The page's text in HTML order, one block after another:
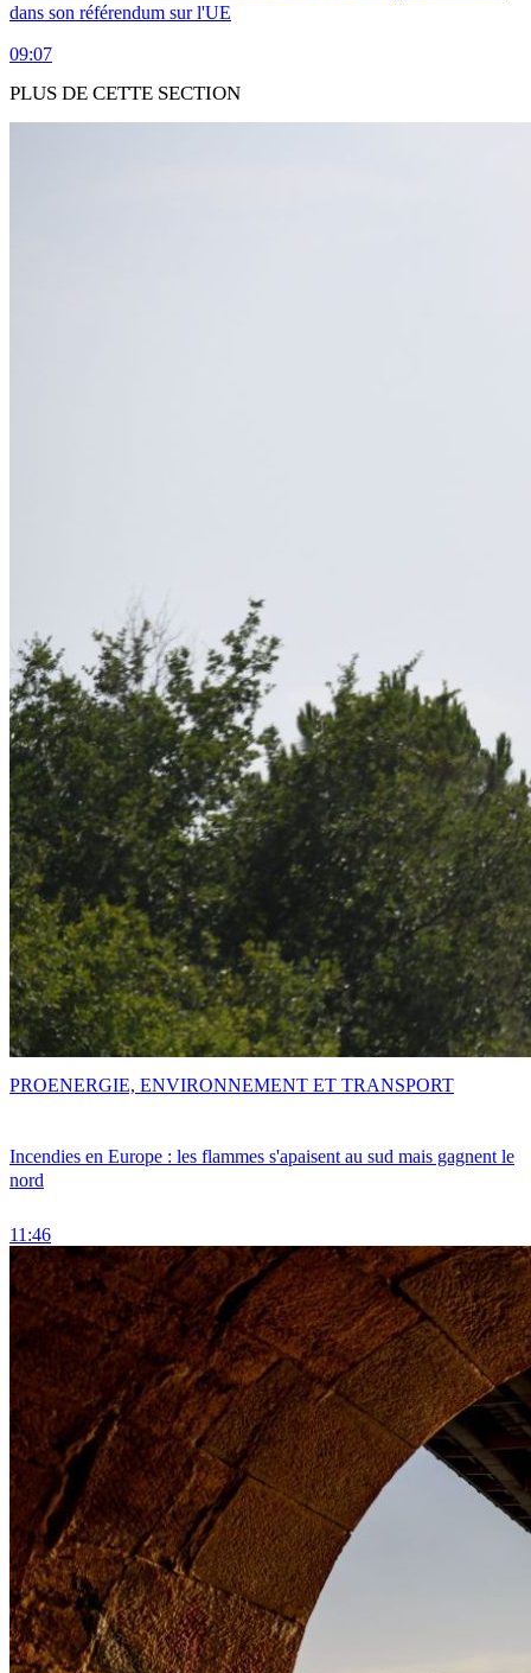
dans son référendum sur l'UE
09:07
PLUS DE CETTE SECTION
Incendies en Europe : les flammes s'apaisent au sud mais gagnent le
nord
11:46
PROENERGIE, ENVIRONNEMENT ET TRANSPORT